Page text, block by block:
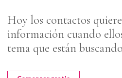
Hoy los contactos
información cuando
tema que están